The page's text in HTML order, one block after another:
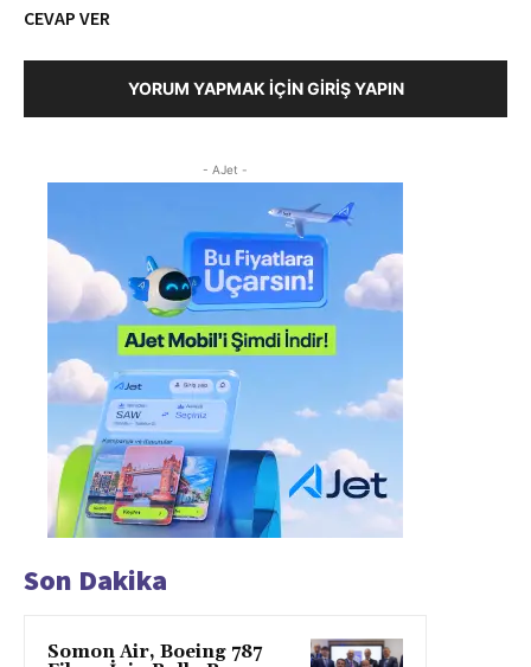
CEVAP VER
YORUM YAPMAK İÇIN GIRIŞ YAPIN
- AJet -
Son Dakika
Somon Air, Boeing 787